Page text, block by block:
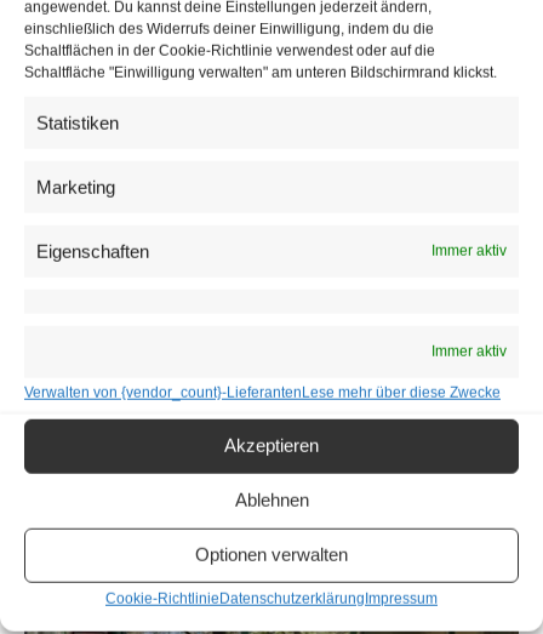
angewendet. Du kannst deine Einstellungen jederzeit ändern,
einschließlich des Widerrufs deiner Einwilligung, indem du die
Schaltflächen in der Cookie-Richtlinie verwendest oder auf die
Schaltfläche "Einwilligung verwalten" am unteren Bildschirmrand klickst.
Statistiken
Marketing
Eigenschaften Immer aktiv
Immer aktiv
Verwalten von {vendor_count}-LieferantenLese mehr über diese Zwecke
Akzeptieren
Ablehnen
Optionen verwalten
Cookie-RichtlinieDatenschutzerklärungImpressum
Toni Mörwald trauert um seinen
verstorbenen Vater
10. April 2026
Anton Mörwald senior, Wegbereiter der Mörwald-Gastronomie,
ist im 84. Lebensjahr verstorben.